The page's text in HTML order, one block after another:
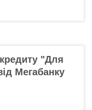
"Для
Мегабанку